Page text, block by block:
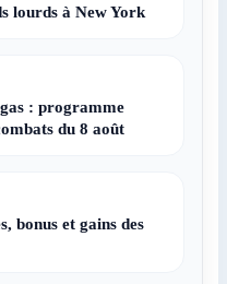
lourds à New York
: programme
du 8 août
bonus et gains des